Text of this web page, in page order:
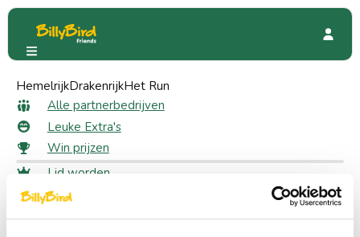
HemelrijkDrakenrijkHet Run
Alle partnerbedrijven
Leuke Extra's
Win prijzen
Lid worden
Inloggen
Taal kiezen
Mowrobotics Kortingsacties
Promoties
11 likes
Mowrobotics
€ 50,- korting op robotmaaier